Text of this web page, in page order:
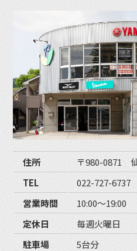
住所
〒980-0871
TEL
022-727-6737
営業時間
10:00〜19:00
定休日
毎週火曜日
駐車場
5台分